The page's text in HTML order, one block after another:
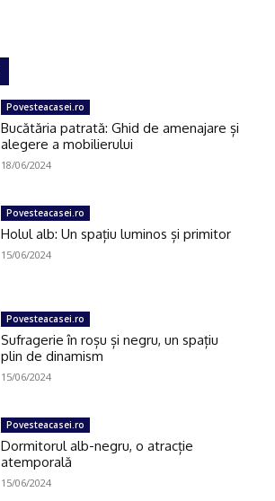
Povesteacasei.ro
Bucătăria patrată: Ghid de amenajare și
alegere a mobilierului
18/06/2024
Povesteacasei.ro
Holul alb: Un spațiu luminos și primitor
15/06/2024
Povesteacasei.ro
Sufragerie în roșu și negru, un spațiu
plin de dinamism
15/06/2024
Povesteacasei.ro
Dormitorul alb-negru, o atracție
atemporală
15/06/2024